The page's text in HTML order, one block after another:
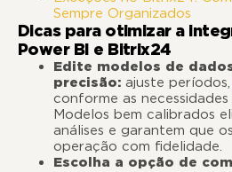
Sempre Organizados
Dicas para otimizar a
Power BI e Bitrix24
Edite modelos de
precisão: ajuste períodos,
conforme as
Modelos bem calibrados
análises e garantem que
operação com fidelidade.
Escolha a opção de